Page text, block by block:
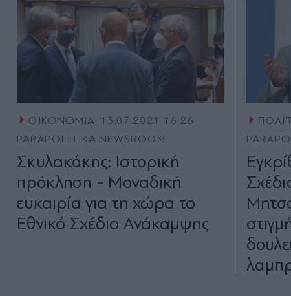
ΟΙΚΟΝΟΜΙΑ 13.07.2021 16:26
PARAPOLITIKA NEWSROOM
Σκυλακάκης: Ιστορική
πρόκληση - Μοναδική
ευκαιρία για τη χώρα το
Εθνικό Σχέδιο Ανάκαμψης